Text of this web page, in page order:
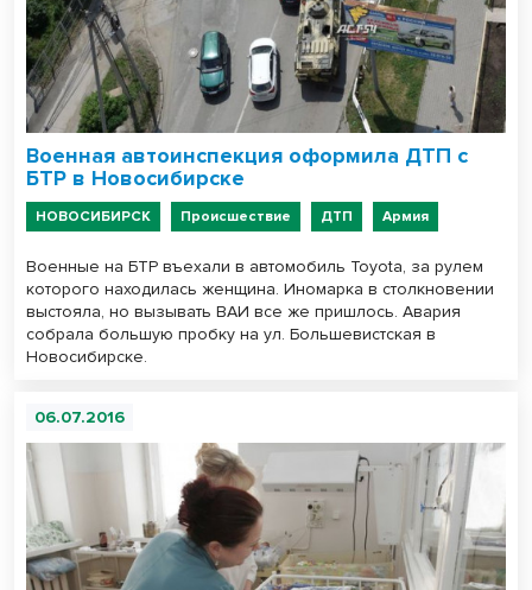
Военная автоинспекция оформила ДТП с
БТР в Новосибирске
НОВОСИБИРСК Происшествие ДТП Армия
Военные на БТР въехали в автомобиль Toyota, за рулем
которого находилась женщина. Иномарка в столкновении
выстояла, но вызывать ВАИ все же пришлось. Авария
собрала большую пробку на ул. Большевистская в
Новосибирске.
06.07.2016